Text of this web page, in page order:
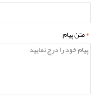
*متن پیام